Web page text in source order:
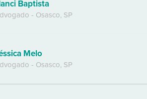
Baptista
- Osasco, SP
Melo
- Osasco, SP